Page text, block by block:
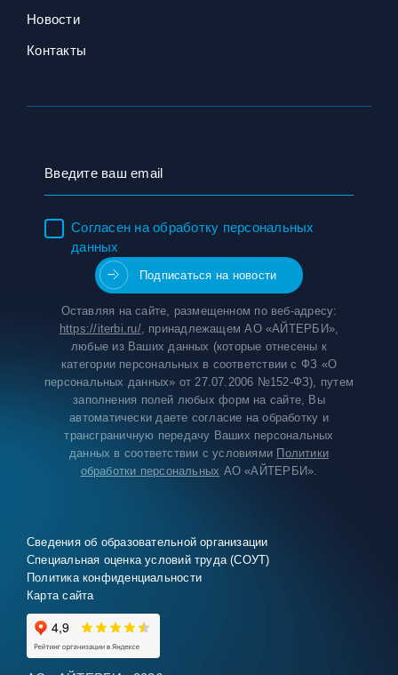
Новости
Контакты
Сведения об образовательной организации
Специальная оценка условий труда (СОУТ)
Политика конфиденциальности
Карта сайта
Согласен на обработку персональных
данных
Оставляя на сайте, размещенном по веб-адресу:
https://iterbi.ru/, принадлежащем АО «АЙТЕРБИ»,
любые из Ваших данных (которые отнесены к
категории персональных в соответствии с ФЗ «О
персональных данных» от 27.07.2006 №152-ФЗ), путем
заполнения полей любых форм на сайте, Вы
автоматически даете согласие на обработку и
трансграничную передачу Ваших персональных
данных в соответствии с условиями Политики
обработки персональных АО «АЙТЕРБИ».